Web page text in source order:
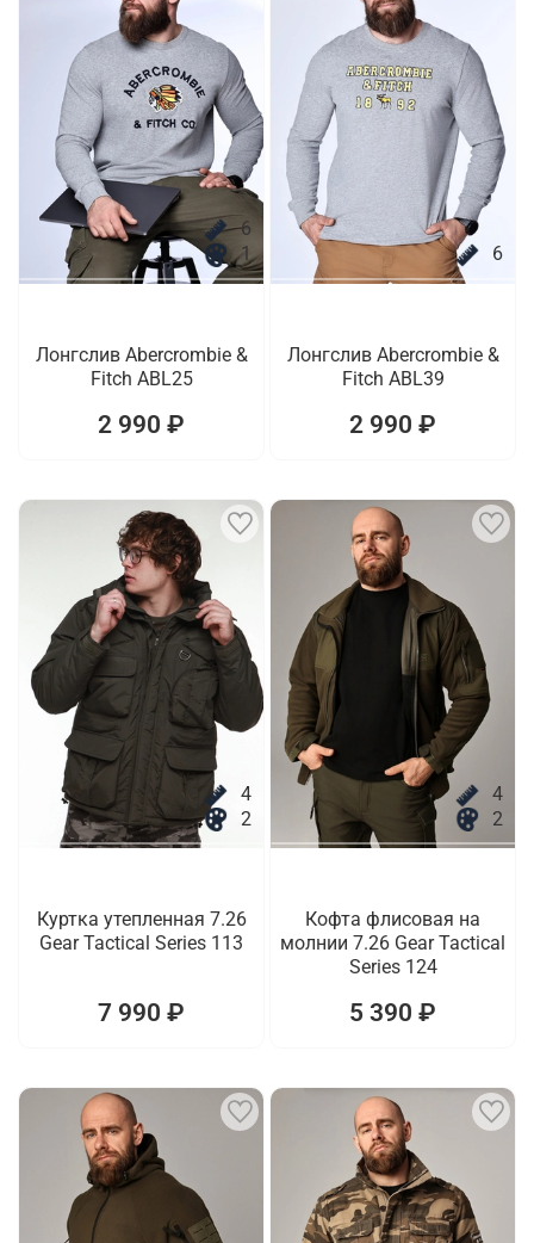
6
1
Лонгслив Abercrombie &
Fitch ABL25
2 990 ₽
6
Лонгслив Abercrombie &
Fitch ABL39
2 990 ₽
4
2
Куртка утепленная 7.26
Gear Tactical Series 113
7 990 ₽
4
2
Кофта флисовая на
молнии 7.26 Gear Tactical
Series 124
5 390 ₽